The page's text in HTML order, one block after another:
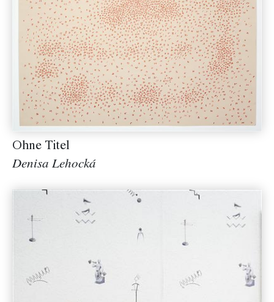
Ohne Titel
Denisa Lehocká